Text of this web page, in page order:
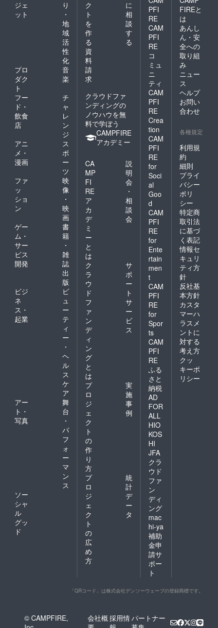
ジェ
ット
り
・
地
域
活
性
化
プロ
ダク
ト
音
楽
フー
ド・
飲食
店
チ
ャ
レ
ン
ジ
アニ
メ・
漫画
ス
ポ
ー
ツ
ファ
ッ
ショ
ン
映
像
・
映
画
ゲー
ム・
サー
ビス
開発
書
籍
・
雑
誌
出
版
ビジ
ネ
ス・
起業
ビ
ュ
ー
テ
ィ
ー
・
ヘ
ル
ス
ケ
ア
アー
ト・
写真
舞
台
・
パ
フ
ォ
ー
マ
ン
ス
ソー
シャ
ル
グッ
ド
ク
ト
を
作
る
に
相
談
す
る
資
料
請
求
クラウドファ
ンディングの
ノウハウを無
料で学ぼう
CAMPFIRE
アカデミー
CA
MP
FI
RE
ア
カ
デ
ミ
ー
と
は
説
明
会
・
相
談
会
ク
ラ
ウ
ド
フ
ァ
ン
デ
ィ
ン
グ
と
は
サ
ポ
ー
ト
サ
ー
ビ
ス
プ
ロ
ジ
ェ
ク
ト
の
作
り
方
実
施
事
例
プ
ロ
ジ
ェ
ク
ト
の
広
め
方
統
計
デ
ー
タ
PFI
RE
CAM
PFI
RE
コ
ミュ
ニ
ティ
CAM
PFI
RE
Crea
tion
CAM
PFI
RE
for
Soci
al
Goo
d
CAM
PFI
RE
for
Ente
rtain
men
t
CAM
PFI
RE
for
Spor
ts
CAM
PFI
RE
ふる
さと
納税
AD
FOR
ALL
HIO
KOS
HI
JFA
クラ
ウド
ファ
ン
ディ
ング
mac
hi-ya
補助
金申
請サ
ポー
ト
FIREと
は
あんし
ん・安
全への
取り組
み
ニュー
ス
ヘルプ
お問い
合わせ
各種規定
利用規
約
細則
プライ
バシー
ポリ
シー
特定商
取引法
に基づ
く表記
情報セ
キュリ
ティ方
針
反社基
本方針
カスタ
マーハ
ラスメ
ントに
対する
考え方
クッ
キーポ
リシー
「QRコード」は株式会社デンソーウェーブの登録商標です。
© CAMPFIRE,
会社概採用情パートナー